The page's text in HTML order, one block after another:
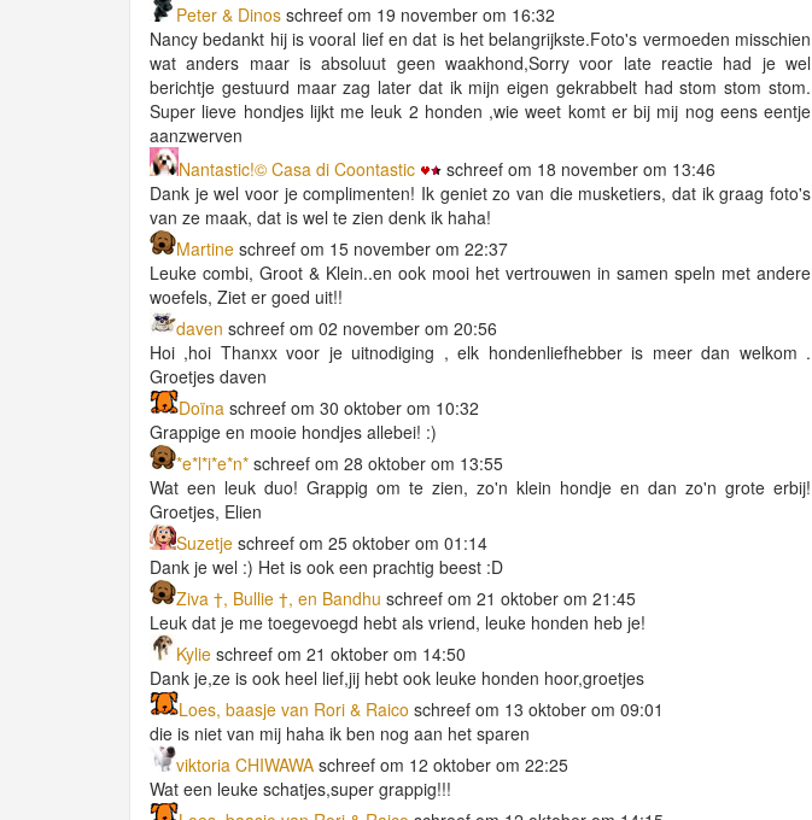
Peter & Dinos schreef om 19 november om 16:32
Nancy bedankt hij is vooral lief en dat is het belangrijkste.Foto's vermoeden misschien
wat anders maar is absoluut geen waakhond,Sorry voor late reactie had je wel
berichtje gestuurd maar zag later dat ik mijn eigen gekrabbelt had stom stom stom.
Super lieve hondjes lijkt me leuk 2 honden ,wie weet komt er bij mij nog eens eentje
aanzwerven
Nantastic!© Casa di Coontastic
schreef om 18 november om 13:46
Dank je wel voor je complimenten! Ik geniet zo van die musketiers, dat ik graag foto's
van ze maak, dat is wel te zien denk ik haha!
Martine schreef om 15 november om 22:37
Leuke combi, Groot & Klein..en ook mooi het vertrouwen in samen speln met andere
woefels, Ziet er goed uit!!
daven schreef om 02 november om 20:56
Hoi ,hoi Thanxx voor je uitnodiging , elk hondenliefhebber is meer dan welkom .
Groetjes daven
Doïna schreef om 30 oktober om 10:32
Grappige en mooie hondjes allebei! :)
*e*l*i*e*n* schreef om 28 oktober om 13:55
Wat een leuk duo! Grappig om te zien, zo'n klein hondje en dan zo'n grote erbij!
Groetjes, Elien
Suzetje schreef om 25 oktober om 01:14
Dank je wel :) Het is ook een prachtig beest :D
Ziva †, Bullie †, en Bandhu schreef om 21 oktober om 21:45
Leuk dat je me toegevoegd hebt als vriend, leuke honden heb je!
Kylie schreef om 21 oktober om 14:50
Dank je,ze is ook heel lief,jij hebt ook leuke honden hoor,groetjes
Loes, baasje van Rori & Raico schreef om 13 oktober om 09:01
die is niet van mij haha ik ben nog aan het sparen
viktoria CHIWAWA schreef om 12 oktober om 22:25
Wat een leuke schatjes,super grappig!!!